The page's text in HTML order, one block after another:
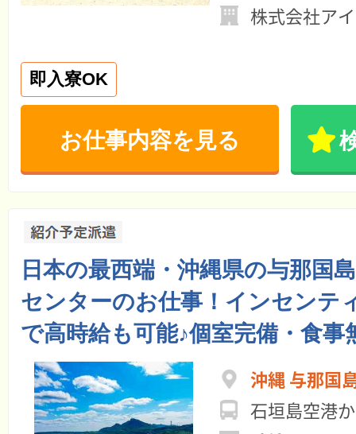
株式会社ア
即入寮OK
お仕事内容を見る
日本の最西端・沖縄県の与那国
センターのお仕事！インセンテ
で高時給も可能♪個室完備・食事
沖縄 与那国
石垣島空港